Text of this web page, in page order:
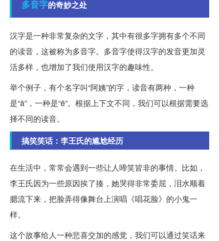
多音字的奇妙之处
汉字是一种非常复杂的文字，其中有很多字拥有多个不同
的读音，这被称为多音字。多音字使得汉字的发音更加灵
活多样，也增加了我们使用汉字的趣味性。
举个例子，有个名字叫“阿姨”的字，读音有两种，一种
是“ā”，一种是“ē”。根据上下文不同，我们可以根据需要选
择不同的读音。
搞笑笑话：李王氏的尴尬经历
在生活中，常常会遇到一些让人啼笑皆非的事情。比如，
李王氏因为一些原因挨了揍，她哭得非常委屈，泪水顺着
腮流下来，把脸弄得像舞台上演唱《唱花脸》的小鬼一
样。
这个故事给人一种悲喜交加的感觉，我们可以通过笑话来